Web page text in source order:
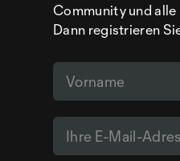
Community und
Dann registrieren